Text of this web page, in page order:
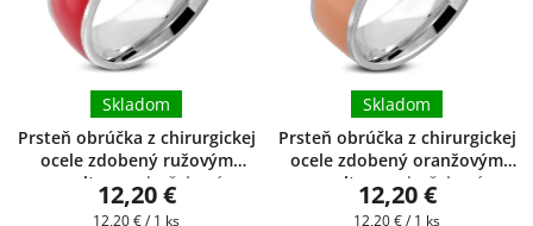
Prsteň obrúčka z chirurgickej
ocele zdobený ružovým
smaltom + darčeková
krabička zadarmo
Skladom
12,20 €
Jednotková
12,20 € / 1 ks
Prsteň obrúčka z chirurgickej
ocele zdobený oranžovým
smaltom + darčeková
krabička zadarmo
Skladom
12,20 €
Jednotková
12,20 € / 1 ks